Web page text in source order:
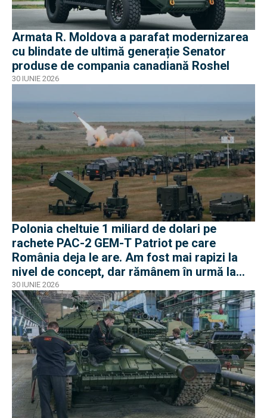
Armata R. Moldova a parafat modernizarea
cu blindate de ultimă generație Senator
produse de compania canadiană Roshel
30 IUNIE 2026
Polonia cheltuie 1 miliard de dolari pe
rachete PAC-2 GEM-T Patriot pe care
România deja le are. Am fost mai rapizi la
nivel de concept, dar rămânem în urmă la
negocieri și industrie
30 IUNIE 2026